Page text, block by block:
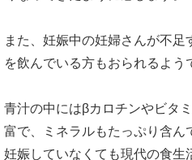
また、妊娠中の妊婦さんが不
を飲んでいる方もおられるよう
青汁の中にはβカロチンやビタ
富で、ミネラルもたっぷり含ん
妊娠していなくても現代の食生